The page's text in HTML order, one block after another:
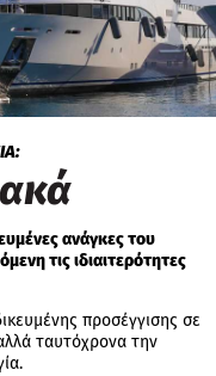
ανάγκες του
τις ιδιαιτερότητες
προσέγγισης σε
ταυτόχρονα την